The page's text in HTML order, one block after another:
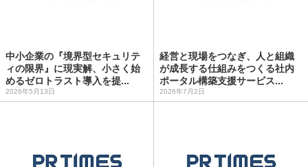
中小企業の『境界型セキュリテ
ィの限界』に現実解、小さく始
めるゼロトラスト導入を提...
2026年5月13日
経営と現場をつなぎ、人と組織
が成長する仕組みをつくる社内
ポータル構築支援サービス...
2026年7月2日